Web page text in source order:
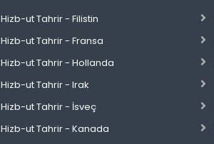
Hizb-ut Tahrir - Filistin
Hizb-ut Tahrir - Fransa
Hizb-ut Tahrir - Hollanda
Hizb-ut Tahrir - Irak
Hizb-ut Tahrir - İsveç
Hizb-ut Tahrir - Kanada